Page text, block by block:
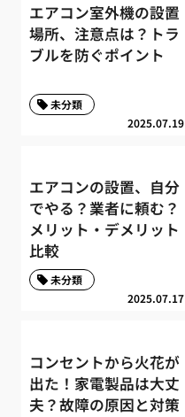
エアコン室外機の設置
場所、注意点は？トラ
ブルを防ぐポイント
2025.07.19
未分類
エアコンの設置、自分
でやる？業者に頼む？
メリット・デメリット
比較
2025.07.17
未分類
コンセントから火花が
出た！家電製品は大丈
夫？故障の原因と対策